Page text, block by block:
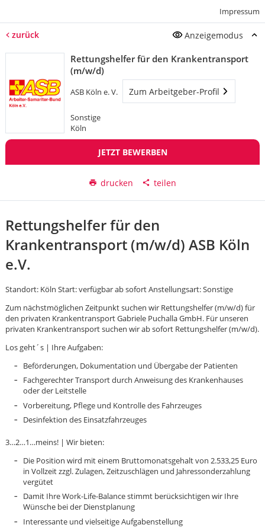
Impressum
zurück Anzeigemodus
Rettungshelfer für den Krankentransport
(m/w/d)
ASB Köln e. V. Zum Arbeitgeber-Profil
Sonstige
Köln
JETZT BEWERBEN
drucken teilen
Rettungshelfer für den
Krankentransport (m/w/d) ASB Köln
e.V.
Standort: Köln Start: verfügbar ab sofort Anstellungsart: Sonstige
Zum nächstmöglichen Zeitpunkt suchen wir Rettungshelfer (m/w/d) für
den privaten Krankentransport Gabriele Puchalla GmbH. Für unseren
privaten Krankentransport suchen wir ab sofort Rettungshelfer (m/w/d).
Los geht´s | Ihre Aufgaben:
Beförderungen, Dokumentation und Übergabe der Patienten
Fachgerechter Transport durch Anweisung des Krankenhauses
oder der Leitstelle
Vorbereitung, Pflege und Kontrolle des Fahrzeuges
Desinfektion des Einsatzfahrzeuges
3…2…1…meins! | Wir bieten:
Die Position wird mit einem Bruttomonatsgehalt von 2.533,25 Euro
in Vollzeit zzgl. Zulagen, Zeitzuschlägen und Jahressonderzahlung
vergütet
Damit Ihre Work-Life-Balance stimmt berücksichtigen wir Ihre
Wünsche bei der Dienstplanung
Interessante und vielseitige Aufgabenstellung
Karte anzeigen